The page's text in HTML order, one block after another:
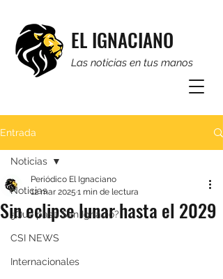
EL IGNACIANO
Las noticias en tus manos
Entrada
Noticias
¿Qué pasa San Ignacio?
CSI NEWS
Internacionales
Noticias
Sin eclipse lunar hasta el 2029
Periódico El Ignaciano
12 mar 2025 1 min de lectura